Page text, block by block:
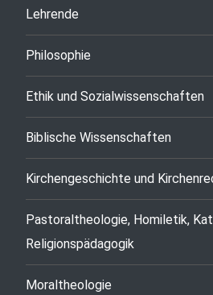
Lehrende
Philosophie
Ethik und Sozialwissenschaften
Biblische Wissenschaften
Kirchengeschichte und
Pastoraltheologie, Homiletik,
Religionspädagogik
Moraltheologie